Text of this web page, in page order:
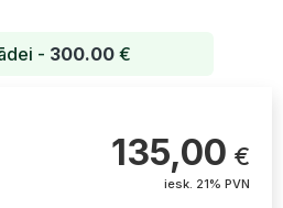
- 300.00 €
135,00 €
iesk. 21% PVN